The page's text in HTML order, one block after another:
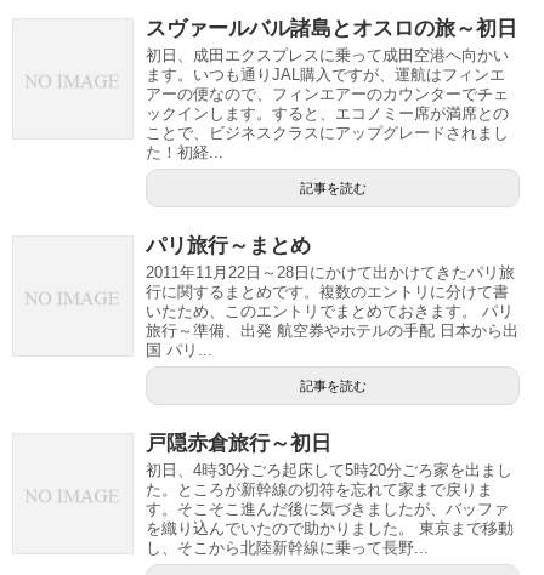
スヴァールバル諸島とオスロの旅～初日
初日、成田エクスプレスに乗って成田空港へ向かい
ます。いつも通りJAL購入ですが、運航はフィンエ
アーの便なので、フィンエアーのカウンターでチェ
ックインします。すると、エコノミー席が満席との
ことで、ビジネスクラスにアップグレードされまし
た！初経...
記事を読む
パリ旅行～まとめ
2011年11月22日～28日にかけて出かけてきたパリ旅
行に関するまとめです。複数のエントリに分けて書
いたため、このエントリでまとめておきます。 パリ
旅行～準備、出発 航空券やホテルの手配 日本から出
国 パリ...
記事を読む
戸隠赤倉旅行～初日
初日、4時30分ごろ起床して5時20分ごろ家を出まし
た。ところが新幹線の切符を忘れて家まで戻りま
す。そこそこ進んだ後に気づきましたが、バッファ
を織り込んでいたので助かりました。 東京まで移動
し、そこから北陸新幹線に乗って長野...